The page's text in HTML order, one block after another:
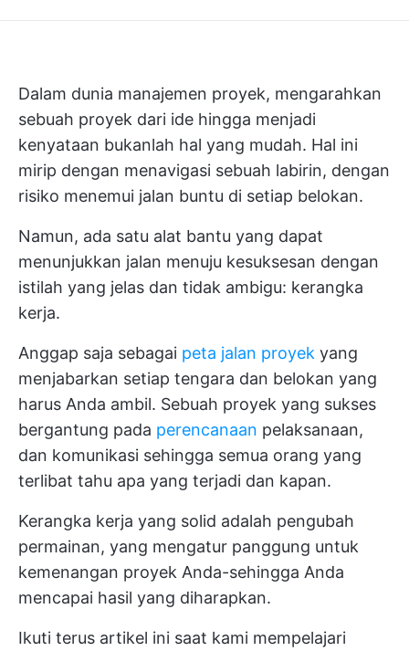
Dalam dunia manajemen proyek, mengarahkan
sebuah proyek dari ide hingga menjadi
kenyataan bukanlah hal yang mudah. Hal ini
mirip dengan menavigasi sebuah labirin, dengan
risiko menemui jalan buntu di setiap belokan.
Namun, ada satu alat bantu yang dapat
menunjukkan jalan menuju kesuksesan dengan
istilah yang jelas dan tidak ambigu: kerangka
kerja.
Anggap saja sebagai peta jalan proyek yang
menjabarkan setiap tengara dan belokan yang
harus Anda ambil. Sebuah proyek yang sukses
bergantung pada perencanaan pelaksanaan,
dan komunikasi sehingga semua orang yang
terlibat tahu apa yang terjadi dan kapan.
Kerangka kerja yang solid adalah pengubah
permainan, yang mengatur panggung untuk
kemenangan proyek Anda-sehingga Anda
mencapai hasil yang diharapkan.
Ikuti terus artikel ini saat kami mempelajari